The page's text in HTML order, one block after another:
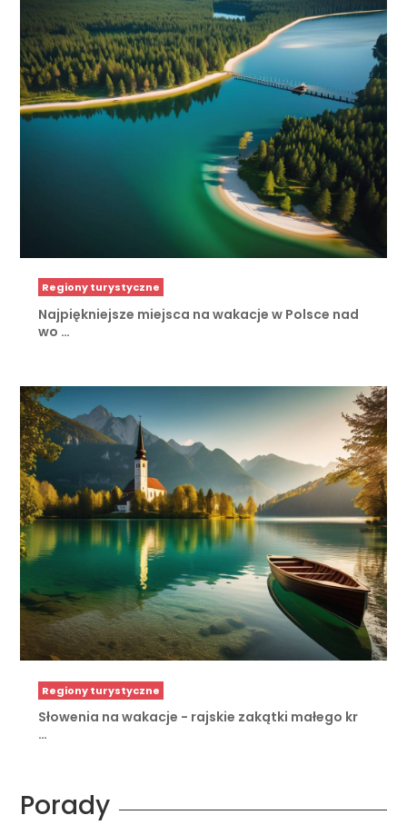
Regiony turystyczne
Najpiękniejsze miejsca na wakacje w Polsce nad
wo …
Regiony turystyczne
Słowenia na wakacje - rajskie zakątki małego kr
…
Porady